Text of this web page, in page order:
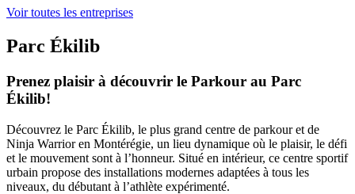
Voir toutes les entreprises
Parc Ékilib
Prenez plaisir à découvrir le Parkour au Parc
Ékilib!
Découvrez le Parc Ékilib, le plus grand centre de parkour et de
Ninja Warrior en Montérégie, un lieu dynamique où le plaisir, le défi
et le mouvement sont à l’honneur. Situé en intérieur, ce centre sportif
urbain propose des installations modernes adaptées à tous les
niveaux, du débutant à l’athlète expérimenté.